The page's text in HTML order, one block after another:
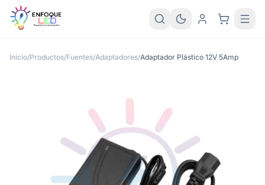
Inicio/Productos/Fuentes/Adaptadores/Adaptador Plástico 12V 5Amp